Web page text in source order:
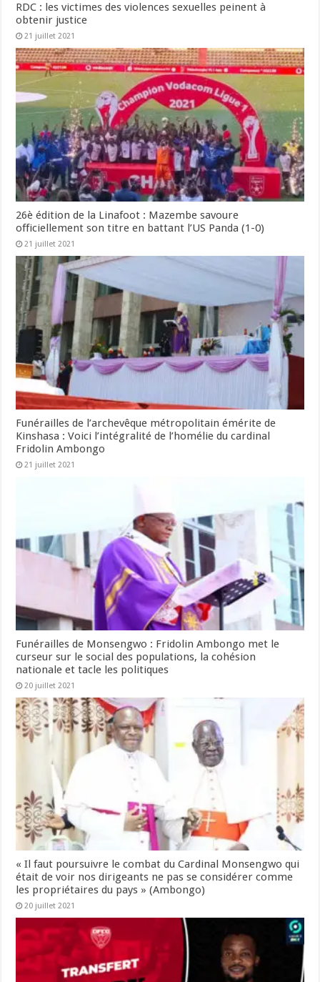
RDC : les victimes des violences sexuelles peinent à
obtenir justice
21 juillet 2021
26è édition de la Linafoot : Mazembe savoure
officiellement son titre en battant l’US Panda (1-0)
21 juillet 2021
Funérailles de l’archevêque métropolitain émérite de
Kinshasa : Voici l’intégralité de l’homélie du cardinal
Fridolin Ambongo
21 juillet 2021
Funérailles de Monsengwo : Fridolin Ambongo met le
curseur sur le social des populations, la cohésion
nationale et tacle les politiques
20 juillet 2021
« Il faut poursuivre le combat du Cardinal Monsengwo qui
était de voir nos dirigeants ne pas se considérer comme
les propriétaires du pays » (Ambongo)
20 juillet 2021